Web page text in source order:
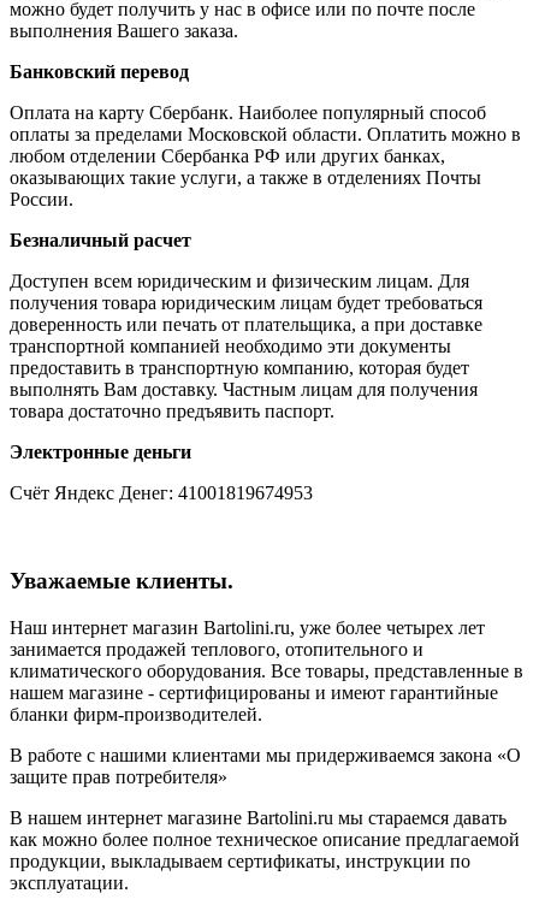
можно будет получить у нас в офисе или по почте после
выполнения Вашего заказа.
Банковский перевод
Оплата на карту Сбербанк. Наиболее популярный способ
оплаты за пределами Московской области. Оплатить можно в
любом отделении Сбербанка РФ или других банках,
оказывающих такие услуги, а также в отделениях Почты
России.
Безналичный расчет
Доступен всем юридическим и физическим лицам. Для
получения товара юридическим лицам будет требоваться
доверенность или печать от плательщика, а при доставке
транспортной компанией необходимо эти документы
предоставить в транспортную компанию, которая будет
выполнять Вам доставку. Частным лицам для получения
товара достаточно предъявить паспорт.
Электронные деньги
Счёт Яндекс Денег: 41001819674953
Уважаемые клиенты.
Наш интернет магазин Bartolini.ru, уже более четырех лет
занимается продажей теплового, отопительного и
климатического оборудования. Все товары, представленные в
нашем магазине - сертифицированы и имеют гарантийные
бланки фирм-производителей.
В работе с нашими клиентами мы придерживаемся закона «О
защите прав потребителя»
В нашем интернет магазине Bartolini.ru мы стараемся давать
как можно более полное техническое описание предлагаемой
продукции, выкладываем сертификаты, инструкции по
эксплуатации.